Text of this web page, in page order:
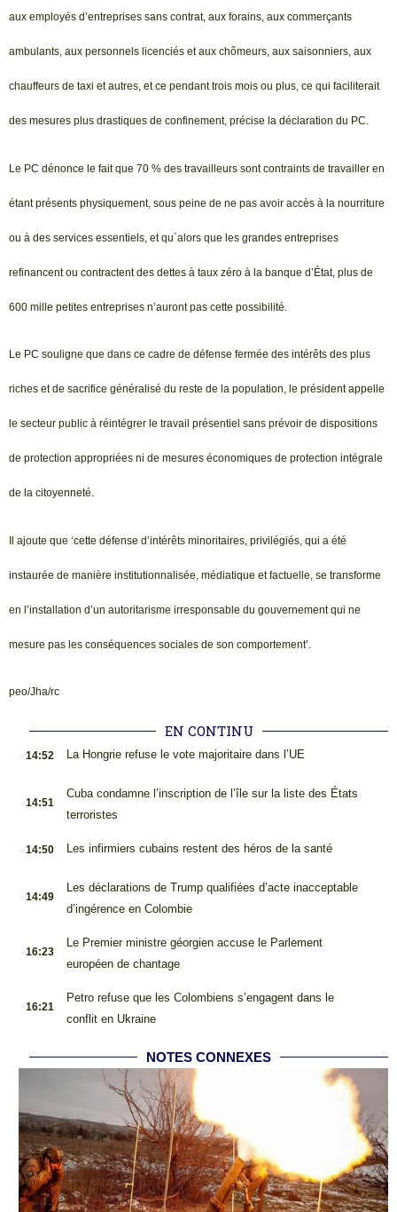
aux employés d’entreprises sans contrat, aux forains, aux commerçants
ambulants, aux personnels licenciés et aux chômeurs, aux saisonniers, aux
chauffeurs de taxi et autres, et ce pendant trois mois ou plus, ce qui faciliterait
des mesures plus drastiques de confinement, précise la déclaration du PC.
Le PC dénonce le fait que 70 % des travailleurs sont contraints de travailler en
étant présents physiquement, sous peine de ne pas avoir accès à la nourriture
ou à des services essentiels, et qu´alors que les grandes entreprises
refinancent ou contractent des dettes à taux zéro à la banque d’État, plus de
600 mille petites entreprises n’auront pas cette possibilité.
Le PC souligne que dans ce cadre de défense fermée des intérêts des plus
riches et de sacrifice généralisé du reste de la population, le président appelle
le secteur public à réintégrer le travail présentiel sans prévoir de dispositions
de protection appropriées ni de mesures économiques de protection intégrale
de la citoyenneté.
Il ajoute que ‘cette défense d’intérêts minoritaires, privilégiés, qui a été
instaurée de manière institutionnalisée, médiatique et factuelle, se transforme
en l’installation d’un autoritarisme irresponsable du gouvernement qui ne
mesure pas les conséquences sociales de son comportement’.
peo/Jha/rc
EN CONTINU
14:52 La Hongrie refuse le vote majoritaire dans l’UE
14:51
Cuba condamne l’inscription de l’île sur la liste des États
terroristes
14:50 Les infirmiers cubains restent des héros de la santé
14:49
Les déclarations de Trump qualifiées d’acte inacceptable
d’ingérence en Colombie
16:23
Le Premier ministre géorgien accuse le Parlement
européen de chantage
16:21
Petro refuse que les Colombiens s’engagent dans le
conflit en Ukraine
NOTES CONNEXES